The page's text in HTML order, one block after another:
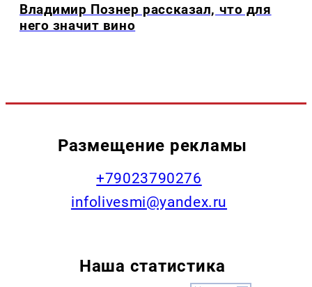
Владимир Познер рассказал, что для
него значит вино
Размещение рекламы
+79023790276
infolivesmi@yandex.ru
Наша статистика